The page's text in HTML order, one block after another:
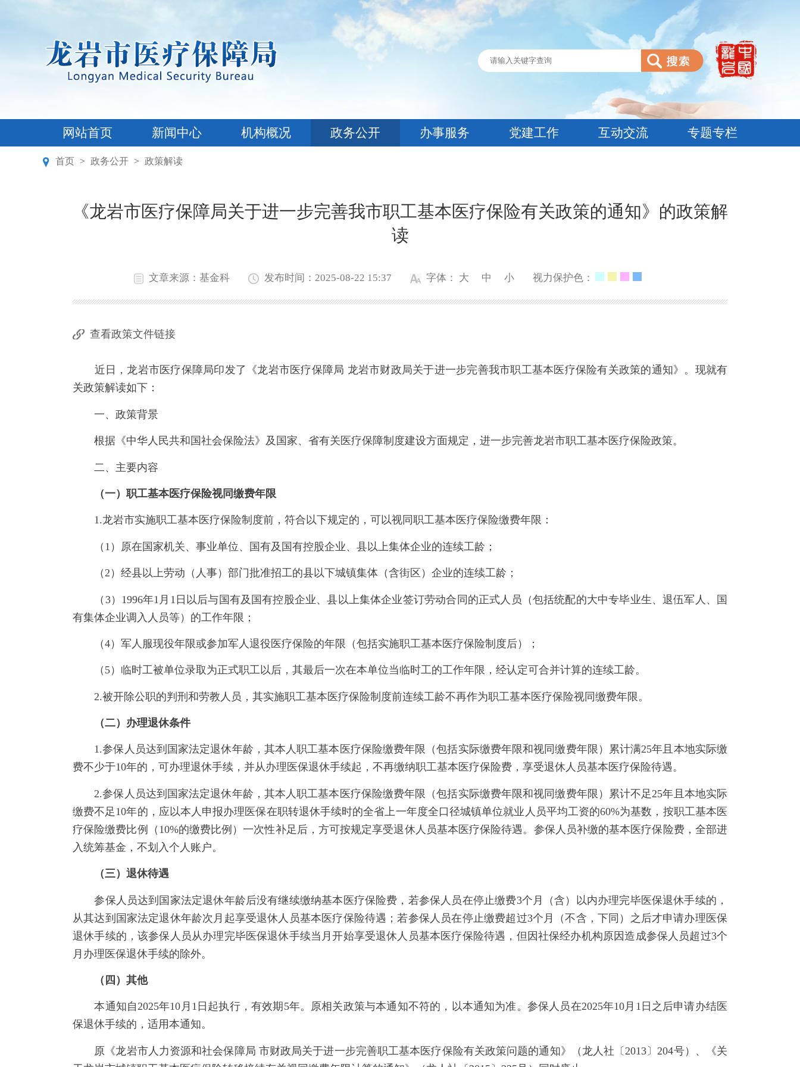
网站首页 新闻中心 机构概况 政务公开 办事服务 党建工作 互动交流 专题专栏
首页 > 政务公开 > 政策解读
《龙岩市医疗保障局关于进一步完善我市职工基本医疗保险有关政策的通知》的政策解
读
文章来源：基金科 发布时间：2025-08-22 15:37 字体： 大 中 小 视力保护色：
查看政策文件链接
近日，龙岩市医疗保障局印发了《龙岩市医疗保障局 龙岩市财政局关于进一步完善我市职工基本医疗保险有关政策的通知》。现就有
关政策解读如下：
一、政策背景
根据《中华人民共和国社会保险法》及国家、省有关医疗保障制度建设方面规定，进一步完善龙岩市职工基本医疗保险政策。
二、主要内容
（一）职工基本医疗保险视同缴费年限
1.龙岩市实施职工基本医疗保险制度前，符合以下规定的，可以视同职工基本医疗保险缴费年限：
（1）原在国家机关、事业单位、国有及国有控股企业、县以上集体企业的连续工龄；
（2）经县以上劳动（人事）部门批准招工的县以下城镇集体（含街区）企业的连续工龄；
（3）1996年1月1日以后与国有及国有控股企业、县以上集体企业签订劳动合同的正式人员（包括统配的大中专毕业生、退伍军人、国
有集体企业调入人员等）的工作年限；
（4）军人服现役年限或参加军人退役医疗保险的年限（包括实施职工基本医疗保险制度后）；
（5）临时工被单位录取为正式职工以后，其最后一次在本单位当临时工的工作年限，经认定可合并计算的连续工龄。
2.被开除公职的判刑和劳教人员，其实施职工基本医疗保险制度前连续工龄不再作为职工基本医疗保险视同缴费年限。
（二）办理退休条件
1.参保人员达到国家法定退休年龄，其本人职工基本医疗保险缴费年限（包括实际缴费年限和视同缴费年限）累计满25年且本地实际缴
费不少于10年的，可办理退休手续，并从办理医保退休手续起，不再缴纳职工基本医疗保险费，享受退休人员基本医疗保险待遇。
2.参保人员达到国家法定退休年龄，其本人职工基本医疗保险缴费年限（包括实际缴费年限和视同缴费年限）累计不足25年且本地实际
缴费不足10年的，应以本人申报办理医保在职转退休手续时的全省上一年度全口径城镇单位就业人员平均工资的60%为基数，按职工基本医
疗保险缴费比例（10%的缴费比例）一次性补足后，方可按规定享受退休人员基本医疗保险待遇。参保人员补缴的基本医疗保险费，全部进
入统筹基金，不划入个人账户。
（三）退休待遇
参保人员达到国家法定退休年龄后没有继续缴纳基本医疗保险费，若参保人员在停止缴费3个月（含）以内办理完毕医保退休手续的，
从其达到国家法定退休年龄次月起享受退休人员基本医疗保险待遇；若参保人员在停止缴费超过3个月（不含，下同）之后才申请办理医保
退休手续的，该参保人员从办理完毕医保退休手续当月开始享受退休人员基本医疗保险待遇，但因社保经办机构原因造成参保人员超过3个
月办理医保退休手续的除外。
（四）其他
本通知自2025年10月1日起执行，有效期5年。原相关政策与本通知不符的，以本通知为准。参保人员在2025年10月1日之后申请办结医
保退休手续的，适用本通知。
原《龙岩市人力资源和社会保障局 市财政局关于进一步完善职工基本医疗保险有关政策问题的通知》（龙人社〔2013〕204号）、《关